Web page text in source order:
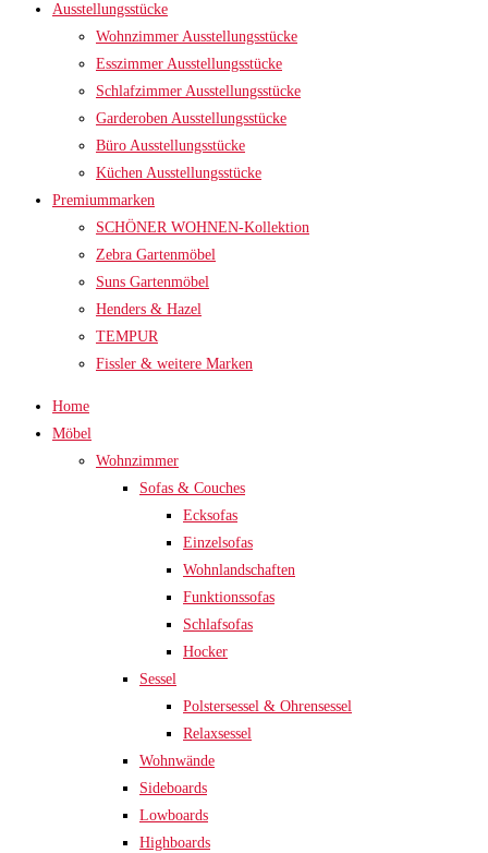
Ausstellungsstücke
Wohnzimmer Ausstellungsstücke
Esszimmer Ausstellungsstücke
Schlafzimmer Ausstellungsstücke
Garderoben Ausstellungsstücke
Büro Ausstellungsstücke
Küchen Ausstellungsstücke
Premiummarken
SCHÖNER WOHNEN-Kollektion
Zebra Gartenmöbel
Suns Gartenmöbel
Henders & Hazel
TEMPUR
Fissler & weitere Marken
Home
Möbel
Wohnzimmer
Sofas & Couches
Ecksofas
Einzelsofas
Wohnlandschaften
Funktionssofas
Schlafsofas
Hocker
Sessel
Polstersessel & Ohrensessel
Relaxsessel
Wohnwände
Sideboards
Lowboards
Highboards